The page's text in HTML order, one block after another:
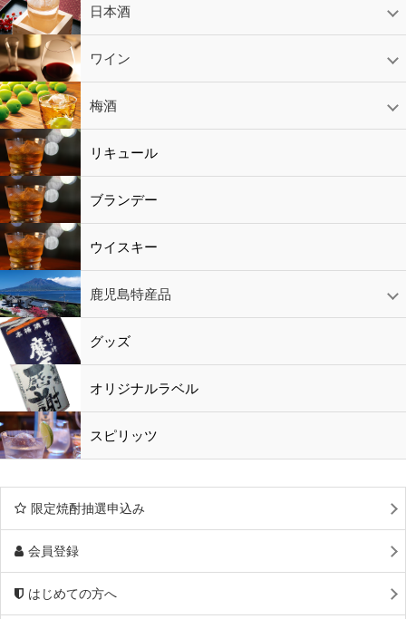
芋焼酎
かめ壷入り焼酎
黒糖焼酎
米焼酎
麦焼酎
そば焼酎
泡盛
とうもろこし焼酎
ギフトコーナー
セットコーナー
益々繁盛
鹿児島限定 日本酒
日本酒
スパークリング
ギフト ワイン
赤ワイン
白ワイン
ロゼワイン
スパークリング
シャンパン 梅酒
梅酒
シャンパン
リキュール リキュール
ブランデー
ウイスキー
鹿児島特産品
黒酢・酢
水
鹿児島特産品
おつまみ グッズ
オリジナルラベル
スピリッツ
限定焼酎抽選申込み
会員登録
はじめての方へ